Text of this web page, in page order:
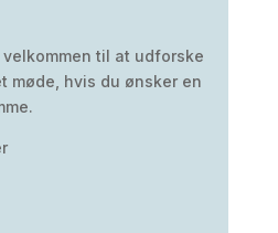
til at udforske
møde, hvis du ønsker en